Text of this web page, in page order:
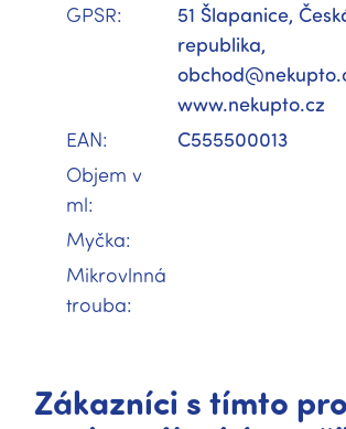
GPSR:
51 Šlapanice,
republika,
www.nekupto.cz
EAN:
C555500013
Objem v
ml:
Myčka:
Mikrovlnná
trouba:
Zákazníci s tímto